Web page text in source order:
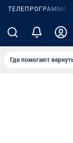
ТЕЛЕПРОГРАММА
Где помогают